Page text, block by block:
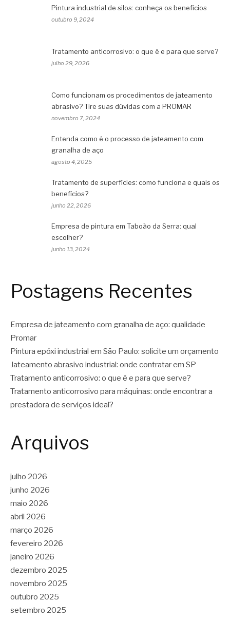
Pintura industrial de silos: conheça os benefícios
outubro 9, 2024
Tratamento anticorrosivo: o que é e para que serve?
julho 29, 2026
Como funcionam os procedimentos de jateamento
abrasivo? Tire suas dúvidas com a PROMAR
novembro 7, 2024
Entenda como é o processo de jateamento com
granalha de aço
agosto 4, 2025
Tratamento de superfícies: como funciona e quais os
benefícios?
junho 22, 2026
Empresa de pintura em Taboão da Serra: qual
escolher?
junho 13, 2024
Postagens Recentes
Empresa de jateamento com granalha de aço: qualidade
Promar
Pintura epóxi industrial em São Paulo: solicite um orçamento
Jateamento abrasivo industrial: onde contratar em SP
Tratamento anticorrosivo: o que é e para que serve?
Tratamento anticorrosivo para máquinas: onde encontrar a
prestadora de serviços ideal?
Arquivos
julho 2026
junho 2026
maio 2026
abril 2026
março 2026
fevereiro 2026
janeiro 2026
dezembro 2025
novembro 2025
outubro 2025
setembro 2025